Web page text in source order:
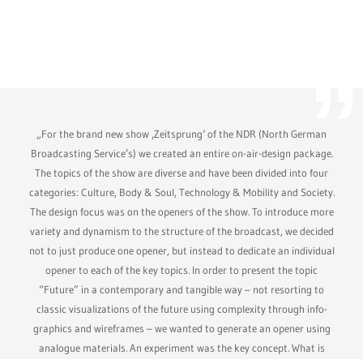
„For the brand new show ‚Zeitsprung‘ of the NDR (North German
Broadcasting Service’s) we created an entire on-air-design package.
The topics of the show are diverse and have been divided into four
categories: Culture, Body & Soul, Technology & Mobility and Society.
The design focus was on the openers of the show. To introduce more
variety and dynamism to the structure of the broadcast, we decided
not to just produce one opener, but instead to dedicate an individual
opener to each of the key topics. In order to present the topic
“Future” in a contemporary and tangible way – not resorting to
classic visualizations of the future using complexity through info-
graphics and wireframes – we wanted to generate an opener using
analogue materials. An experiment was the key concept. What is